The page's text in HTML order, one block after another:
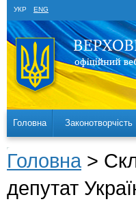
УКР ENG
Головна Законотворчість
Головна >
депутат